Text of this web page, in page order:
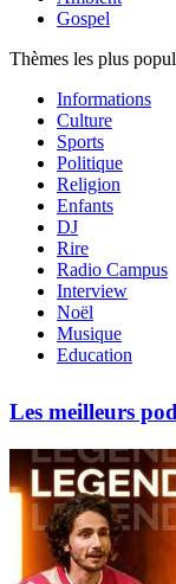
Gospel
Thèmes les plus
Informations
Culture
Sports
Politique
Religion
Enfants
DJ
Rire
Radio Campus
Interview
Noël
Musique
Education
Les meilleurs